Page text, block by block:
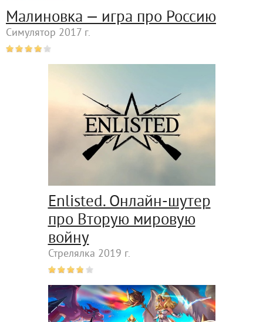
Малиновка — игра про Россию
Симулятор 2017 г.
Enlisted. Онлайн-шутер
про Вторую мировую
войну
Стрелялка 2019 г.